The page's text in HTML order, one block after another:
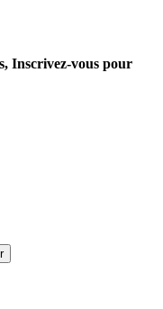
vous pour